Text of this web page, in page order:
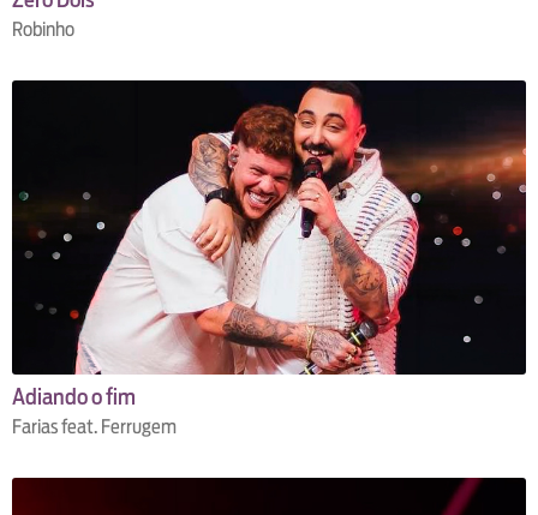
Robinho
Adiando o fim
Farias feat. Ferrugem